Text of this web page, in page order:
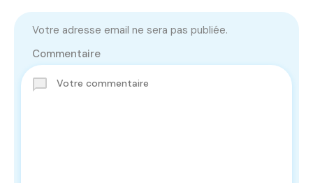
Votre adresse email ne sera pas publiée.
Commentaire